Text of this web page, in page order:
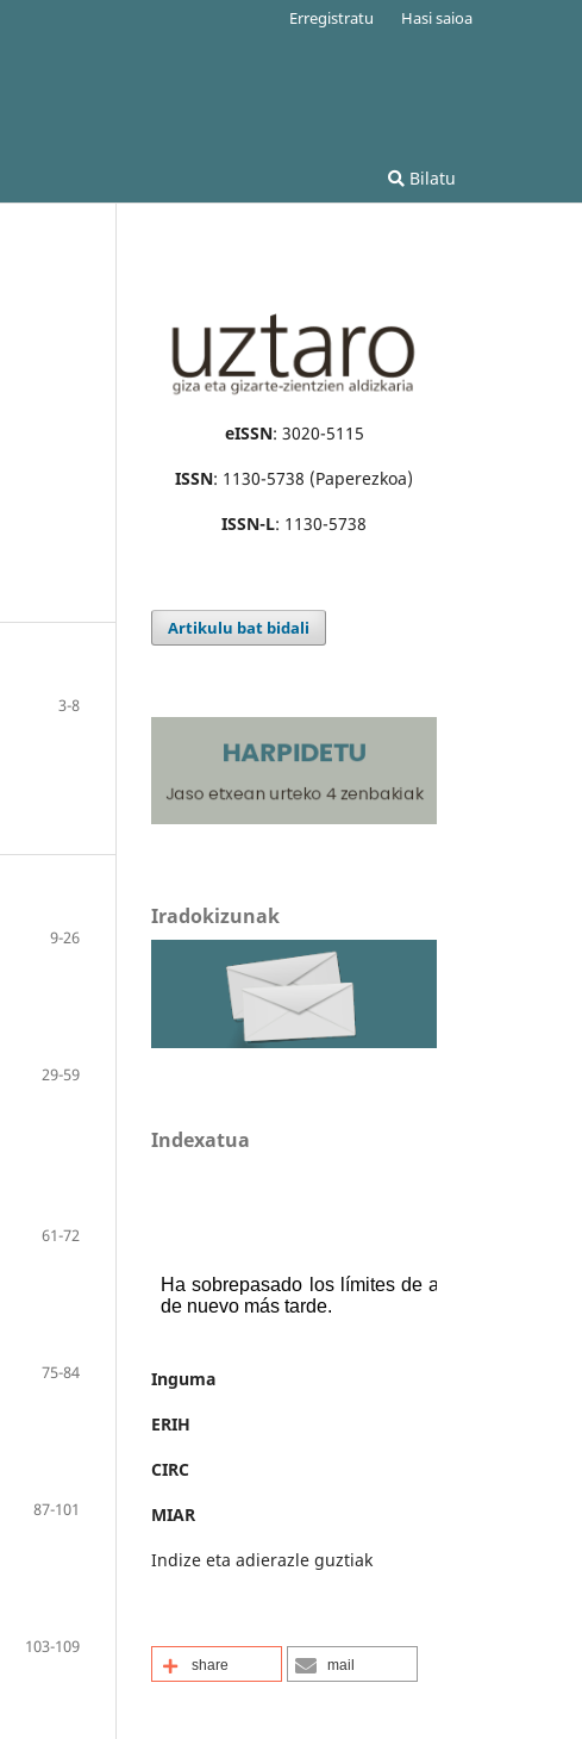
Bilatu
Erregistratu Hasi saioa
3-8
9-26
29-59
61-72
75-84
87-101
103-109
eISSN: 3020-5115
ISSN: 1130-5738 (Paperezkoa)
ISSN-L: 1130-5738
Artikulu bat bidali
Iradokizunak
Indexatua
Inguma
ERIH
CIRC
MIAR
Indize eta adierazle guztiak
share mail